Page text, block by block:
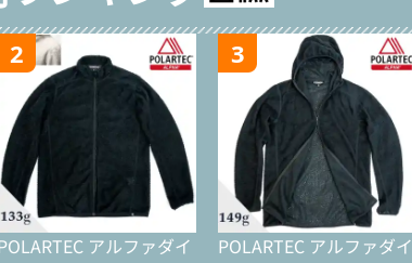
2
アルファダイ
3
POLARTEC アルファダイ